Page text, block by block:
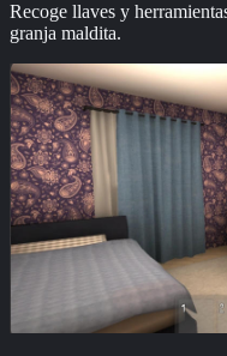
Recoge llaves y
granja maldita.